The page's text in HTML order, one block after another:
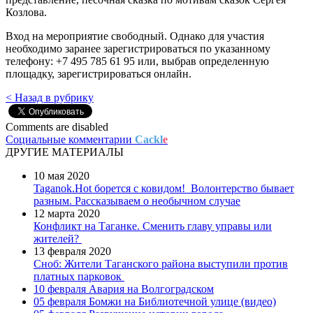
Козлова.
Вход на мероприятие свободный. Однако для участия
необходимо заранее зарегистрироваться по указанному
телефону: +7 495 785 61 95 или, выбрав определенную
площадку, зарегистрироваться онлайн.
< Назад в рубрику
Comments are disabled
Социальные комментарии Cackle
ДРУГИЕ МАТЕРИАЛЫ
10 мая 2020
Taganok.Hot борется с ковидом! Волонтерство бывает
разным. Рассказываем о необычном случае
12 марта 2020
Конфликт на Таганке. Сменить главу управы или
жителей?
13 февраля 2020
Сноб: Жители Таганского района выступили против
платных парковок
10 февраля Авария на Волгоградском
05 февраля Бомжи на Библиотечной улице (видео)